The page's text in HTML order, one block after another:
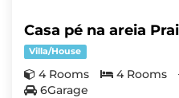
Casa pé na areia
Villa/House
4 Rooms 4 Rooms
6Garage